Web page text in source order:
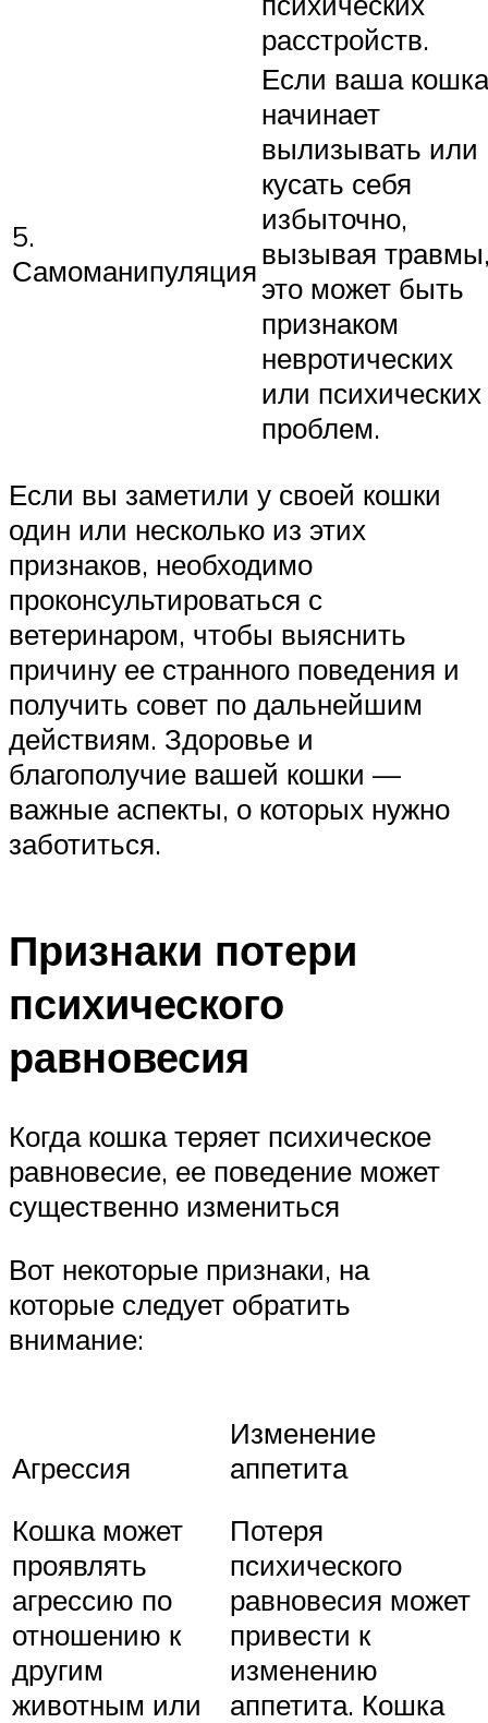
расстройств.
5.
Самоманипуляция
Если ваша кошка
начинает
вылизывать или
кусать себя
избыточно,
вызывая
это может быть
признаком
невротических
или психических
проблем.
Если вы заметили у своей кошки
один или несколько из этих
признаков, необходимо
проконсультироваться с
ветеринаром, чтобы выяснить
причину ее странного поведения и
получить совет по дальнейшим
действиям. Здоровье и
благополучие вашей кошки —
важные аспекты, о которых нужно
заботиться.
Признаки потери
психического
равновесия
Когда кошка теряет психическое
равновесие, ее поведение может
существенно измениться
Вот некоторые признаки, на
которые следует обратить
внимание:
Агрессия
Кошка может
проявлять
агрессию по
отношению к
другим
животным или
Изменение
аппетита
Потеря
психического
равновесия может
привести к
изменению
аппетита. Кошка